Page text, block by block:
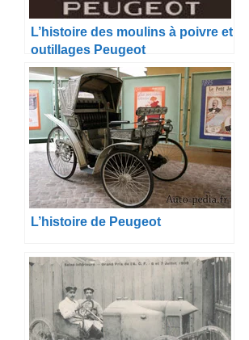
L’histoire des moulins à poivre et
outillages Peugeot
L’histoire de Peugeot